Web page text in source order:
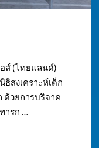
ส์ (ไทยแลนด์)
สงเคราะห์เด็ก
ด้วยการบริจาค
ารก …